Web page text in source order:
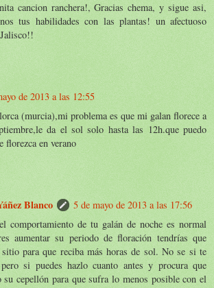
cancion ranchera!, Gracias chema, y sigue asi,
tus habilidades con las plantas! un afectuoso
de 2013 a las 12:55
(murcia),mi problema es que mi galan florece a
da el sol solo hasta las 12h.que puedo
florezca en verano
Blanco
5 de mayo de 2013 a las 17:56
comportamiento de tu galán de noche es normal
aumentar su periodo de floración tendrías que
para que reciba más horas de sol. No se si te
si puedes hazlo cuanto antes y procura que
su cepellón para que sufra lo menos posible con el